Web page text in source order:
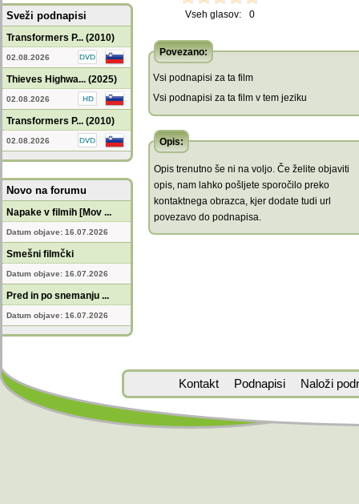
Sveži podnapisi
Transformers P... (2010)
02.08.2026
Thieves Highwa... (2025)
02.08.2026
Transformers P... (2010)
02.08.2026
Novo na forumu
Napake v filmih [Mov ...
Datum objave: 16.07.2026
Smešni filmčki
Datum objave: 16.07.2026
Pred in po snemanju ...
Datum objave: 16.07.2026
Vseh glasov: 0
Povezano:
Vsi podnapisi za ta film
Vsi podnapisi za ta film v tem jeziku
Opis:
Opis trenutno še ni na voljo. Če želite objaviti
opis, nam lahko pošljete sporočilo preko
kontaktnega obrazca, kjer dodate tudi url
povezavo do podnapisa.
Kontakt Podnapisi Naloži